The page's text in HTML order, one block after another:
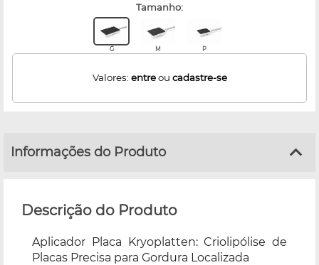
tamanho:
G M P
Valores: entreou cadastre-se
Informações do Produto
Descrição do Produto
Aplicador Placa Kryoplatten: Criolipólise de
Placas Precisa para Gordura Localizada